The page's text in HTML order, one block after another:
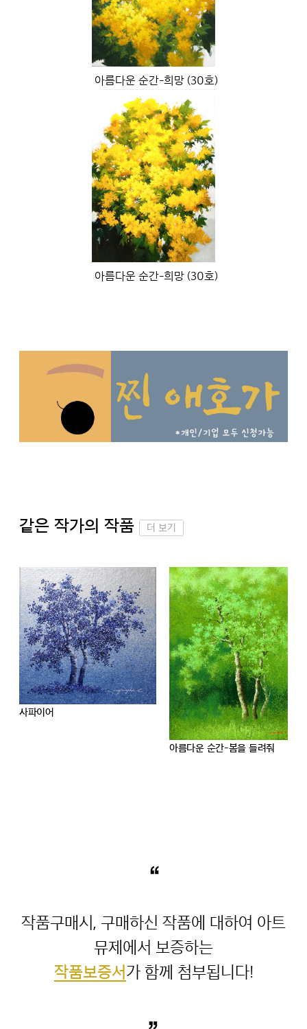
아름다운 순간-희망 (30호)
아름다운 순간-희망 (30호)
같은 작가의 작품 더 보기
아름다운 순간-행복이 머문 자리
“
작품구매시, 구매하신 작품에 대하여 아트
작품보증서